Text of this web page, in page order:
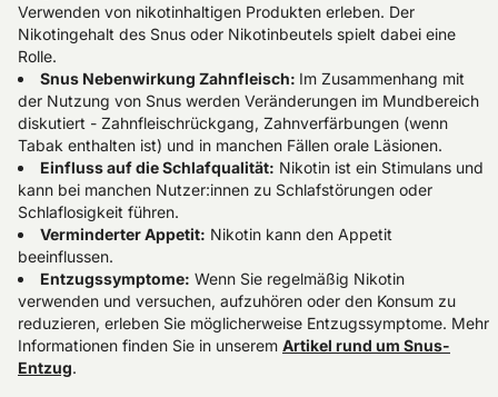
Verwenden von nikotinhaltigen Produkten erleben. Der
Nikotingehalt des Snus oder Nikotinbeutels spielt dabei eine
Rolle.
Snus Nebenwirkung Zahnfleisch: Im Zusammenhang mit
der Nutzung von Snus werden Veränderungen im Mundbereich
diskutiert - Zahnfleischrückgang, Zahnverfärbungen (wenn
Tabak enthalten ist) und in manchen Fällen orale Läsionen.
Einfluss auf die Schlafqualität: Nikotin ist ein Stimulans und
kann bei manchen Nutzer:innen zu Schlafstörungen oder
Schlaflosigkeit führen.
Verminderter Appetit: Nikotin kann den Appetit
beeinflussen.
Entzugssymptome: Wenn Sie regelmäßig Nikotin
verwenden und versuchen, aufzuhören oder den Konsum zu
reduzieren, erleben Sie möglicherweise Entzugssymptome. Mehr
Informationen finden Sie in unserem Artikel rund um Snus-
Entzug.